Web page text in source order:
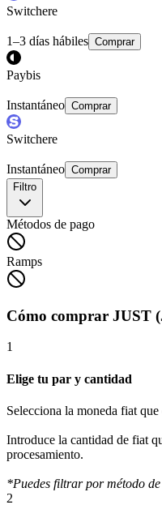
Switchere
1–3 días hábiles Comprar
Paybis
Instantáneo Comprar
Switchere
Instantáneo Comprar
Filtro
Métodos de pago
Ramps
Cómo comprar JUST
1
Elige tu par y cantidad
Selecciona la moneda fiat
Introduce la cantidad de fiat
procesamiento.
*Puedes filtrar por método
2